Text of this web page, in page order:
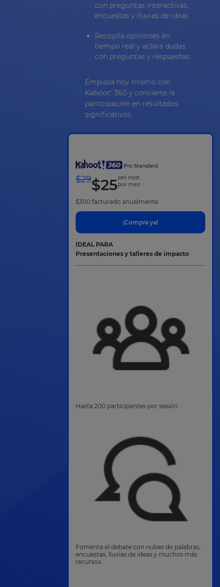
con preguntas interactivas,
encuestas y lluvias de ideas
Recopila opiniones en
tiempo real y aclara dudas
con preguntas y respuestas
Empieza hoy mismo con
Kahoot! 360 y convierte la
participación en resultados
significativos
$29$25per host
por mes
$300 facturado anualmente
¡Compra ya!
IDEAL PARA
Presentaciones y talleres de impacto
Hasta 200 participantes por sesión
Fomenta el debate con nubes de palabras,
encuestas, lluvias de ideas y muchos más
recursos